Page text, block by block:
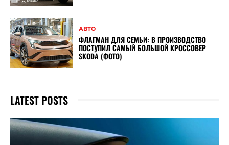
АВТО
ФЛАГМАН ДЛЯ СЕМЬИ: В ПРОИЗВОДСТВО
ПОСТУПИЛ САМЫЙ БОЛЬШОЙ КРОССОВЕР
SKODA (ФОТО)
LATEST POSTS